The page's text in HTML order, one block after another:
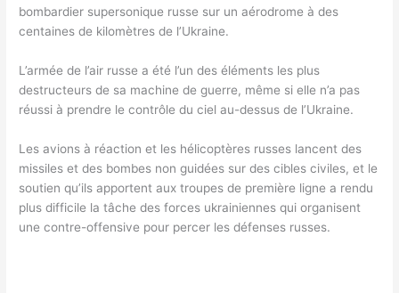
bombardier supersonique russe sur un aérodrome à des
centaines de kilomètres de l’Ukraine.
L’armée de l’air russe a été l’un des éléments les plus
destructeurs de sa machine de guerre, même si elle n’a pas
réussi à prendre le contrôle du ciel au-dessus de l’Ukraine.
Les avions à réaction et les hélicoptères russes lancent des
missiles et des bombes non guidées sur des cibles civiles, et le
soutien qu’ils apportent aux troupes de première ligne a rendu
plus difficile la tâche des forces ukrainiennes qui organisent
une contre-offensive pour percer les défenses russes.